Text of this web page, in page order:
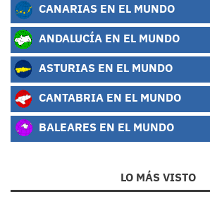
CANARIAS EN EL MUNDO
ANDALUCÍA EN EL MUNDO
ASTURIAS EN EL MUNDO
CANTABRIA EN EL MUNDO
BALEARES EN EL MUNDO
LO MÁS VISTO